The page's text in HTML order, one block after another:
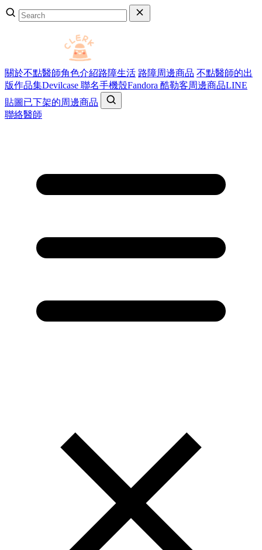
關於不點醫師角色介紹路障生活 路障周邊商品 不點醫師的出
版作品集Devilcase 聯名手機殼Fandora 酷勒客周邊商品LINE
貼圖 已下架的周邊商品
聯絡醫師